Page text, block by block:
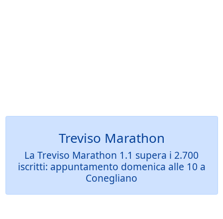
Treviso Marathon
La Treviso Marathon 1.1 supera i 2.700
iscritti: appuntamento domenica alle 10 a
Conegliano